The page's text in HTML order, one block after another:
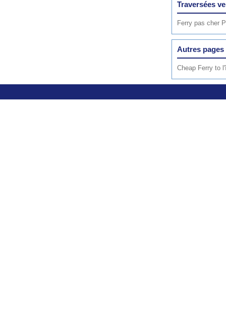
Traversées
Ferry pas cher
Autres pages
Cheap Ferry to